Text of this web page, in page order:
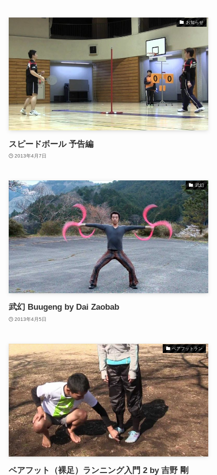
お知らせ
スピードボール 予告編
2013年4月7日
武幻
武幻 Buugeng by Dai Zaobab
2013年4月5日
ベアフットラン
ベアフット（裸足）ランニング入門 2 by 吉野 剛